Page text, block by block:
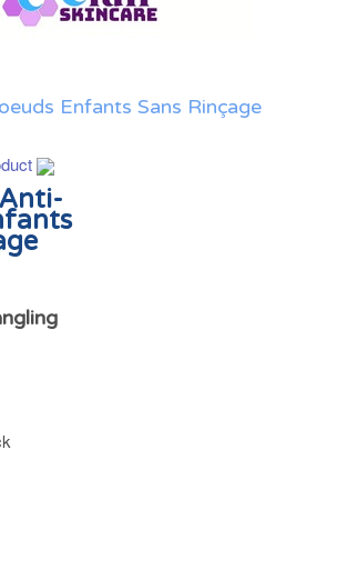
Enfants Sans Rinçage